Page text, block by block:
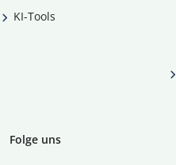
KI-Tools
Folge uns